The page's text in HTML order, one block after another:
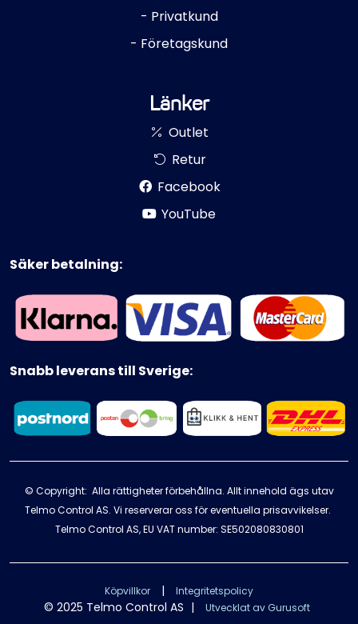
- Privatkund
- Företagskund
Länker
Outlet
Retur
Facebook
YouTube
Säker betalning:
Snabb leverans till Sverige:
© Copyright: Alla rättigheter förbehållna. Allt innehold ägs utav
Telmo Control AS. Vi reserverar oss för eventuella prisavvikelser.
Telmo Control AS, EU VAT number: SE502080830801
Köpvillkor | Integritetspolicy
© 2025 Telmo Control AS | Utvecklat av Gurusoft